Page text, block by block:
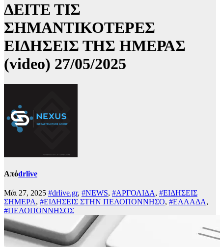
ΔΕΙΤΕ ΤΙΣ
ΣΗΜΑΝΤΙΚΟΤΕΡΕΣ
ΕΙΔΗΣΕΙΣ ΤΗΣ ΗΜΕΡΑΣ
(video) 27/05/2025
Απόdrlive
Μάι 27, 2025 #drlive.gr, #NEWS, #ΑΡΓΟΛΙΔΑ, #ΕΙΔΗΣΕΙΣ
ΣΗΜΕΡΑ, #ΕΙΔΗΣΕΙΣ ΣΤΗΝ ΠΕΛΟΠΟΝΝΗΣΟ, #ΕΛΛΑΔΑ,
#ΠΕΛΟΠΟΝΝΗΣΟΣ